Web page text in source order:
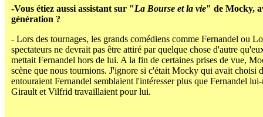
-Vous étiez aussi assistant sur "La Bourse et la vie" de Mocky,
génération ?
- Lors des tournages, les grands comédiens comme Fernandel ou
spectateurs ne devrait pas être attiré par quelque chose d'autre
mettait Fernandel hors de lui. A la fin de certaines prises de vue,
scène que nous tournions. J'ignore si c'était Mocky qui avait choisi
entouraient Fernandel semblaient l'intéresser plus que Fernandel
Girault et Vilfrid travaillaient pour lui.